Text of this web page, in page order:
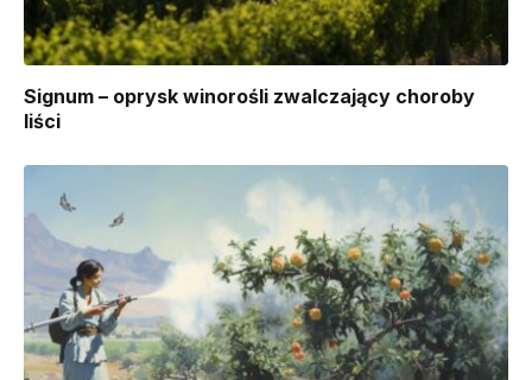
Signum – oprysk winorośli zwalczający choroby
liści